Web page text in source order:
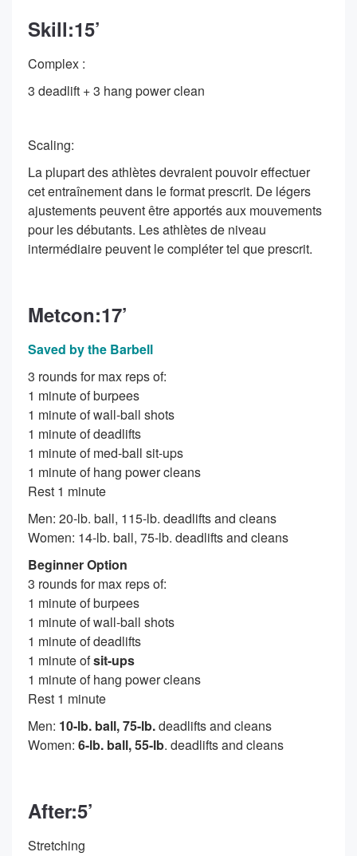
Skill:15’
Complex :
3 deadlift + 3 hang power clean
Scaling:
La plupart des athlètes devraient pouvoir effectuer
cet entraînement dans le format prescrit. De légers
ajustements peuvent être apportés aux mouvements
pour les débutants. Les athlètes de niveau
intermédiaire peuvent le compléter tel que prescrit.
Metcon:17’
Saved by the Barbell
3 rounds for max reps of:
1 minute of burpees
1 minute of wall-ball shots
1 minute of deadlifts
1 minute of med-ball sit-ups
1 minute of hang power cleans
Rest 1 minute
Men: 20-lb. ball, 115-lb. deadlifts and cleans
Women: 14-lb. ball, 75-lb. deadlifts and cleans
Beginner Option
3 rounds for max reps of:
1 minute of burpees
1 minute of wall-ball shots
1 minute of deadlifts
1 minute ofsit-ups
1 minute of hang power cleans
Rest 1 minute
Men: 10-lb. ball, 75-lb.deadlifts and cleans
Women: 6-lb. ball, 55-lb. deadlifts and cleans
After:5’
Stretching